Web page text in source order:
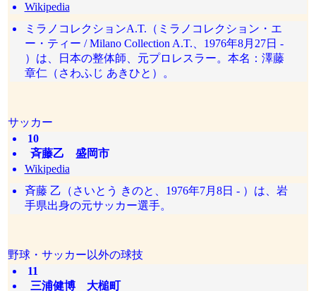
Wikipedia
ミラノコレクションA.T.（ミラノコレクション・エ
ー・ティー / Milano Collection A.T.、1976年8月27日 -
）は、日本の整体師、元プロレスラー。本名：澤藤
章仁（さわふじ あきひと）。
サッカー
10
斉藤乙 盛岡市
Wikipedia
斉藤 乙（さいとう きのと、1976年7月8日 - ）は、岩
手県出身の元サッカー選手。
野球・サッカー以外の球技
11
三浦健博 大槌町